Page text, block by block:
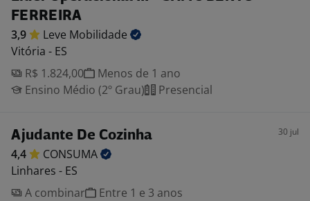
FERREIRA
3,9 Leve Mobilidade
Vitória - ES
R$ 1.824,00
Menos de 1 ano
Ensino Médio (2º Grau)
Presencial
Ajudante De Cozinha 30 jul
4,4
CONSUMA
Linhares - ES
A combinar
Entre 1 e 3 anos